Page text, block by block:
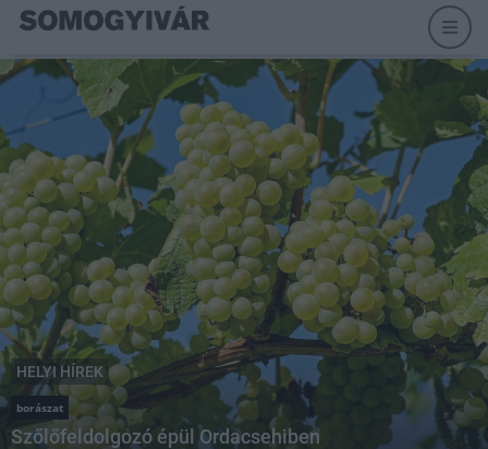
HELYI HÍREK
borászat
Szőlőfeldolgozó épül Ordacsehiben